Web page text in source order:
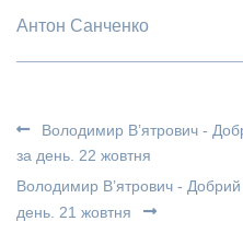
Антон Санченко
Володимир В’ятрович -
за день. 22 жовтня
Володимир В’ятрович - Добрий
день. 21 жовтня